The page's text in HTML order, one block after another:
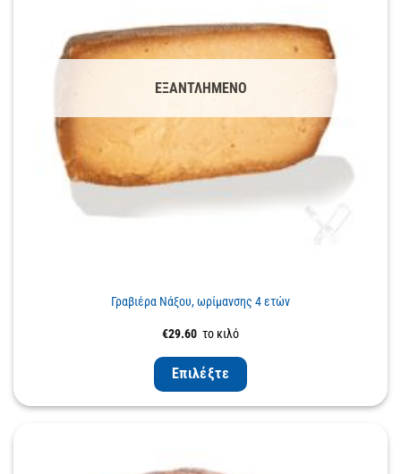
ΕΞΑΝΤΛΗΜΈΝΟ
Γραβιέρα Νάξου, ωρίμανσης 4 ετών
€29.60 το κιλό
Επιλέξτε